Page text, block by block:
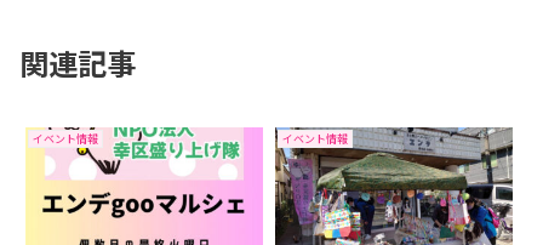
関連記事
イベント情報 イベント情報